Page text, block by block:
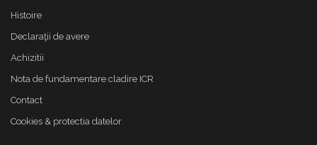
Histoire
Declaraţii de avere
Achizitii
Nota de fundamentare cladire ICR
Contact
Cookies & protectia datelor